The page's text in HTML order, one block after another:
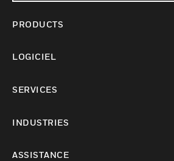
PRODUCTS
LOGICIEL
SERVICES
INDUSTRIES
ASSISTANCE